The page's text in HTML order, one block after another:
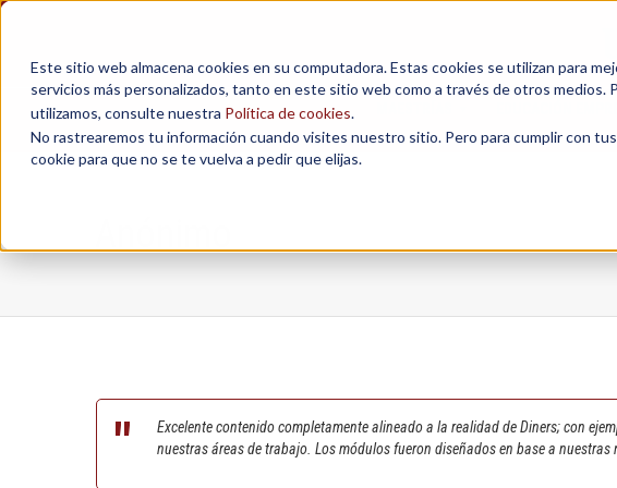
Este sitio web almacena cookies en su computadora. Estas cookies se utilizan para
servicios más personalizados, tanto en este sitio web como a través de otros medios.
utilizamos, consulte nuestra Política de cookies.
No rastrearemos tu información cuando visites nuestro sitio. Pero para cumplir con
cookie para que no se te vuelva a pedir que elijas.
Excelente contenido completamente alineado a la realidad de Diners; con
nuestras áreas de trabajo. Los módulos fueron diseñados en base a nuestras